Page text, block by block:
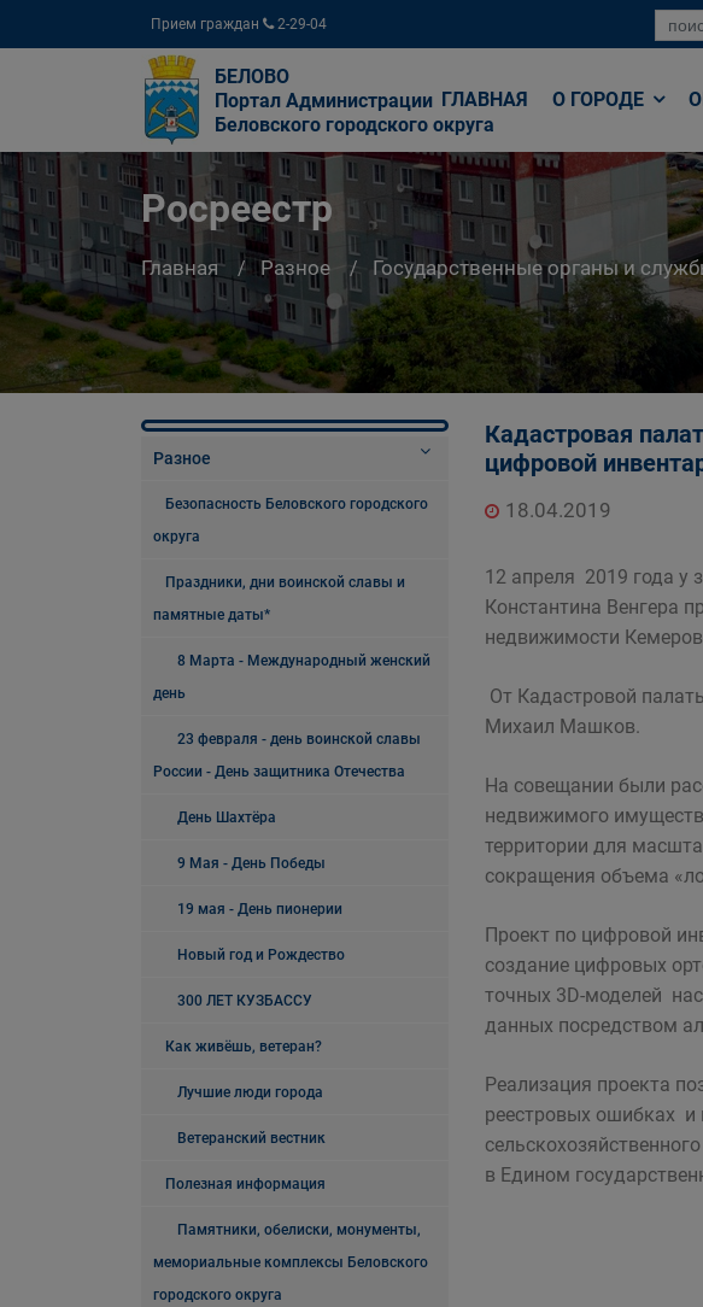
Прием граждан 2-29-04
БЕЛОВО
Портал Администрации
Беловского городского округа
ГЛАВНАЯ О ГОРОДЕ
Росреестр
Главная Разное Государственные органы и
Разное
Безопасность Беловского городского
округа
Праздники, дни воинской славы и
памятные даты*
8 Марта - Международный женский
день
23 февраля - день воинской славы
России - День защитника Отечества
День Шахтёра
9 Мая - День Победы
19 мая - День пионерии
Новый год и Рождество
300 ЛЕТ КУЗБАССУ
Как живёшь, ветеран?
Лучшие люди города
Ветеранский вестник
Полезная информация
Памятники, обелиски, монументы,
мемориальные комплексы Беловского
городского округа
Кадастровая
цифровой
18.04.2019
12 апреля 2019 года у
Константина Венгера
недвижимости
От Кадастровой
Михаил Машков.
На совещании были
недвижимого
территории для
сокращения объема
Проект по цифровой
создание цифровых
точных 3D-моделей
данных посредством
Реализация проекта
реестровых ошибках и
в Едином